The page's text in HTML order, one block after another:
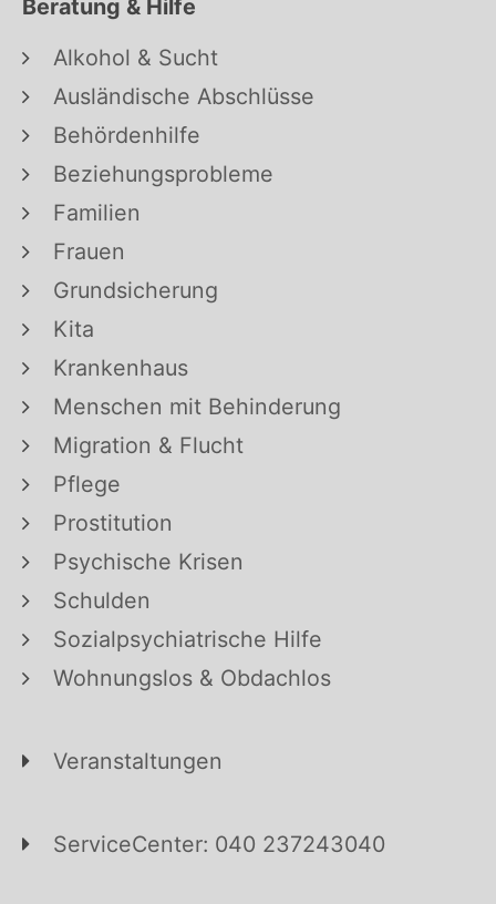
Beratung & Hilfe
Alkohol & Sucht
Ausländische Abschlüsse
Behördenhilfe
Beziehungsprobleme
Familien
Frauen
Grundsicherung
Kita
Krankenhaus
Menschen mit Behinderung
Migration & Flucht
Pflege
Prostitution
Psychische Krisen
Schulden
Sozialpsychiatrische Hilfe
Wohnungslos & Obdachlos
Veranstaltungen
ServiceCenter: 040 237243040